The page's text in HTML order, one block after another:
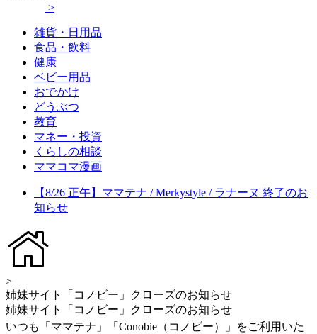
>
雑貨・日用品
食品・飲料
健康
ベビー用品
おでかけ
どうぶつ
教育
マネー・投資
くらしの相談
ママコマ漫画
【8/26 正午】ママテナ / Merkystyle / ラナーヌ 終了のお
知らせ
>
姉妹サイト「コノビー」クローズのお知らせ
姉妹サイト「コノビー」クローズのお知らせ
いつも「ママテナ」「Conobie（コノビー）」をご利用いた